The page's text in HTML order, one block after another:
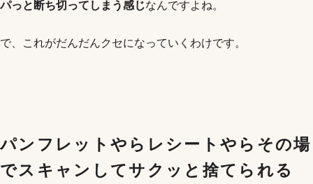
パっと断ち切ってしまう感じなんですよね。
で、これがだんだんクセになっていくわけです。
パンフレットやらレシートやらその場
でスキャンしてサクッと捨てられる